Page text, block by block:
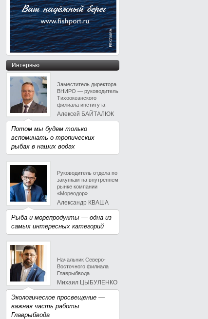
Интервью
Заместитель директора
ВНИРО — руководитель
Тихоокеанского
филиала института
Алексей БАЙТАЛЮК
Потом мы будем только
вспоминать о тропических
рыбах в наших водах
Руководитель отдела по
закупкам на внутреннем
рынке компании
«Мореодор»
Александр КВАША
Рыба и морепродукты — одна из
самых интересных категорий
Начальник Северо-
Восточного филиала
Главрыбвода
Михаил ЦЫБУЛЕНКО
Экологическое просвещение —
важная часть работы
Главрыбвода